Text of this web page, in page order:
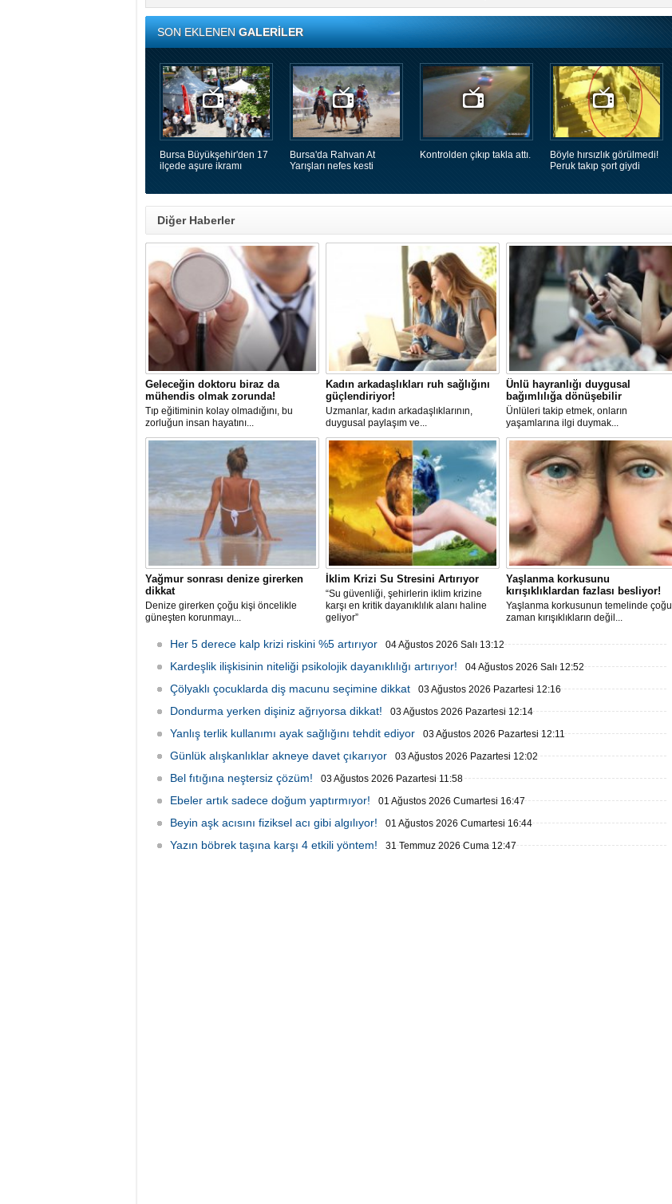
SON EKLENENGALERİLER
Bursa Büyükşehir'den 17
ilçede aşure ikramı
Bursa'da Rahvan At
Yarışları nefes kesti
Kontrolden çıkıp takla attı.
Böyle hırsızlık görülmedi!
Peruk takıp şort giydi
Diğer Haberler
Geleceğin doktoru biraz da
mühendis olmak zorunda!
​Tıp eğitiminin kolay olmadığını, bu
zorluğun insan hayatını...
Kadın arkadaşlıkları ruh sağlığını
güçlendiriyor!
​Uzmanlar, kadın arkadaşlıklarının,
duygusal paylaşım ve...
Ünlü hayranlığı duygusal
bağımlılığa dönüşebilir
​Ünlüleri takip etmek, onların
yaşamlarına ilgi duymak...
Yağmur sonrası denize girerken
dikkat
Denize girerken çoğu kişi öncelikle
güneşten korunmayı...
İklim Krizi Su Stresini Artırıyor
“Su güvenliği, şehirlerin iklim krizine
karşı en kritik dayanıklılık alanı haline
geliyor”
Yaşlanma korkusunu
kırışıklıklardan fazlası besliyor!
Yaşlanma korkusunun temelinde çoğu
zaman kırışıklıkların değil...
Her 5 derece kalp krizi riskini %5 artırıyor 04 Ağustos 2026 Salı 13:12
Kardeşlik ilişkisinin niteliği psikolojik dayanıklılığı artırıyor! 04 Ağustos 2026 Salı 12:52
Çölyaklı çocuklarda diş macunu seçimine dikkat 03 Ağustos 2026 Pazartesi 12:16
Dondurma yerken dişiniz ağrıyorsa dikkat! 03 Ağustos 2026 Pazartesi 12:14
Yanlış terlik kullanımı ayak sağlığını tehdit ediyor 03 Ağustos 2026 Pazartesi 12:11
Günlük alışkanlıklar akneye davet çıkarıyor 03 Ağustos 2026 Pazartesi 12:02
Bel fıtığına neştersiz çözüm! 03 Ağustos 2026 Pazartesi 11:58
Ebeler artık sadece doğum yaptırmıyor! 01 Ağustos 2026 Cumartesi 16:47
Beyin aşk acısını fiziksel acı gibi algılıyor! 01 Ağustos 2026 Cumartesi 16:44
Yazın böbrek taşına karşı 4 etkili yöntem! 31 Temmuz 2026 Cuma 12:47